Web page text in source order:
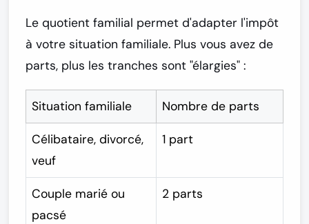
Le quotient familial permet d'adapter l'impôt
à votre situation familiale. Plus vous avez de
parts, plus les tranches sont "élargies" :
Situation familiale Nombre de parts
Célibataire, divorcé,
veuf
1 part
Couple marié ou
pacsé
2 parts